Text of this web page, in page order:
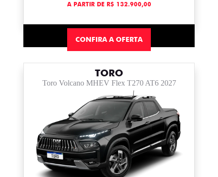
A PARTIR DE R$ 132.900,00
CONFIRA A OFERTA
TORO
Toro Volcano MHEV Flex T270 AT6 2027